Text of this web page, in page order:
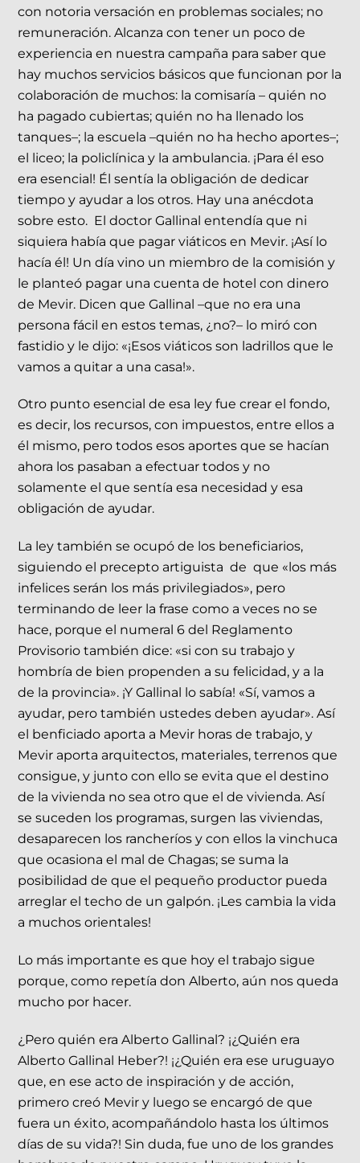
con notoria versación en problemas sociales; no
remuneración. Alcanza con tener un poco de
experiencia en nuestra campaña para saber que
hay muchos servicios básicos que funcionan por la
colaboración de muchos: la comisaría – quién no
ha pagado cubiertas; quién no ha llenado los
tanques–; la escuela –quién no ha hecho aportes–;
el liceo; la policlínica y la ambulancia. ¡Para él eso
era esencial! Él sentía la obligación de dedicar
tiempo y ayudar a los otros. Hay una anécdota
sobre esto. El doctor Gallinal entendía que ni
siquiera había que pagar viáticos en Mevir. ¡Así lo
hacía él! Un día vino un miembro de la comisión y
le planteó pagar una cuenta de hotel con dinero
de Mevir. Dicen que Gallinal –que no era una
persona fácil en estos temas, ¿no?– lo miró con
fastidio y le dijo: «¡Esos viáticos son ladrillos que le
vamos a quitar a una casa!».
Otro punto esencial de esa ley fue crear el fondo,
es decir, los recursos, con impuestos, entre ellos a
él mismo, pero todos esos aportes que se hacían
ahora los pasaban a efectuar todos y no
solamente el que sentía esa necesidad y esa
obligación de ayudar.
La ley también se ocupó de los beneficiarios,
siguiendo el precepto artiguista de que «los más
infelices serán los más privilegiados», pero
terminando de leer la frase como a veces no se
hace, porque el numeral 6 del Reglamento
Provisorio también dice: «si con su trabajo y
hombría de bien propenden a su felicidad, y a la
de la provincia». ¡Y Gallinal lo sabía! «Sí, vamos a
ayudar, pero también ustedes deben ayudar». Así
el benficiado aporta a Mevir horas de trabajo, y
Mevir aporta arquitectos, materiales, terrenos que
consigue, y junto con ello se evita que el destino
de la vivienda no sea otro que el de vivienda. Así
se suceden los programas, surgen las viviendas,
desaparecen los rancheríos y con ellos la vinchuca
que ocasiona el mal de Chagas; se suma la
posibilidad de que el pequeño productor pueda
arreglar el techo de un galpón. ¡Les cambia la vida
a muchos orientales!
Lo más importante es que hoy el trabajo sigue
porque, como repetía don Alberto, aún nos queda
mucho por hacer.
¿Pero quién era Alberto Gallinal? ¡¿Quién era
Alberto Gallinal Heber?! ¡¿Quién era ese uruguayo
que, en ese acto de inspiración y de acción,
primero creó Mevir y luego se encargó de que
fuera un éxito, acompañándolo hasta los últimos
días de su vida?! Sin duda, fue uno de los grandes